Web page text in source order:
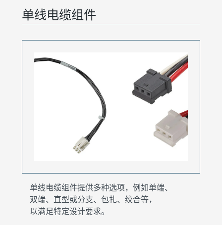
单线电缆组件
单线电缆组件提供多种选项，例如单端、
双端、直型或分支、包扎、绞合等，
以满足特定设计要求。